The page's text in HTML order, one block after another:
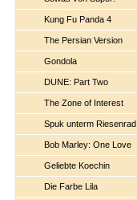
Kung Fu Panda 4
The Persian Version
Gondola
DUNE: Part Two
The Zone of Interest
Spuk unterm Riesenrad
Bob Marley: One Love
Geliebte Koechin
Die Farbe Lila